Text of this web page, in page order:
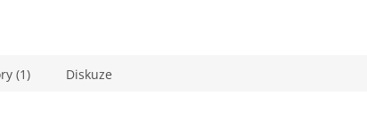
(1) Diskuze